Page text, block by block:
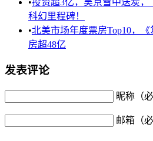
科幻里程碑！
•北美市场年度票房Top10，
房超48亿
发表评论
昵称（必
邮箱（必